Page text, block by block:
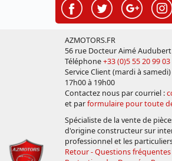
AZMOTORS.FR
56 rue Docteur Aimé Audubert
Téléphone+33 (0)5 55 20 99 03
Service Client (mardi à
17h00 à 19h00
Contactez nous par courriel :
et parformulaire pour toute
Spécialiste de la vente de
d'origine constructeur sur
professionnel et les
Retour - Questions fréquentes